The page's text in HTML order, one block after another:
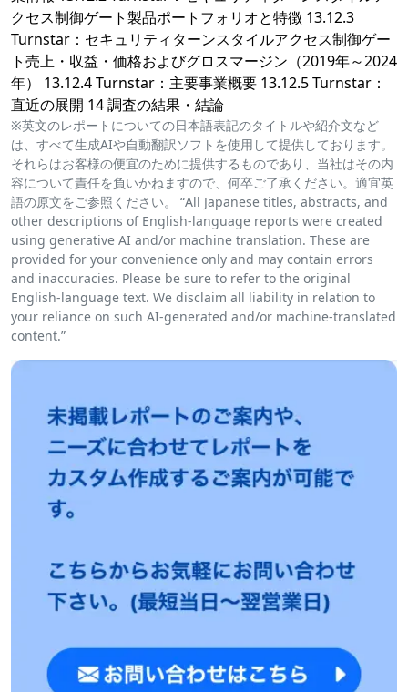
クセス制御ゲート製品ポートフォリオと特徴 13.12.3
Turnstar：セキュリティターンスタイルアクセス制御ゲー
ト売上・収益・価格およびグロスマージン（2019年～2024
年） 13.12.4 Turnstar：主要事業概要 13.12.5 Turnstar：
直近の展開 14 調査の結果・結論
※英文のレポートについての日本語表記のタイトルや紹介文など
は、すべて生成AIや自動翻訳ソフトを使用して提供しております。
それらはお客様の便宜のために提供するものであり、当社はその内
容について責任を負いかねますので、何卒ご了承ください。適宜英
語の原文をご参照ください。 “All Japanese titles, abstracts, and
other descriptions of English-language reports were created
using generative AI and/or machine translation. These are
provided for your convenience only and may contain errors
and inaccuracies. Please be sure to refer to the original
English-language text. We disclaim all liability in relation to
your reliance on such AI-generated and/or machine-translated
content.”